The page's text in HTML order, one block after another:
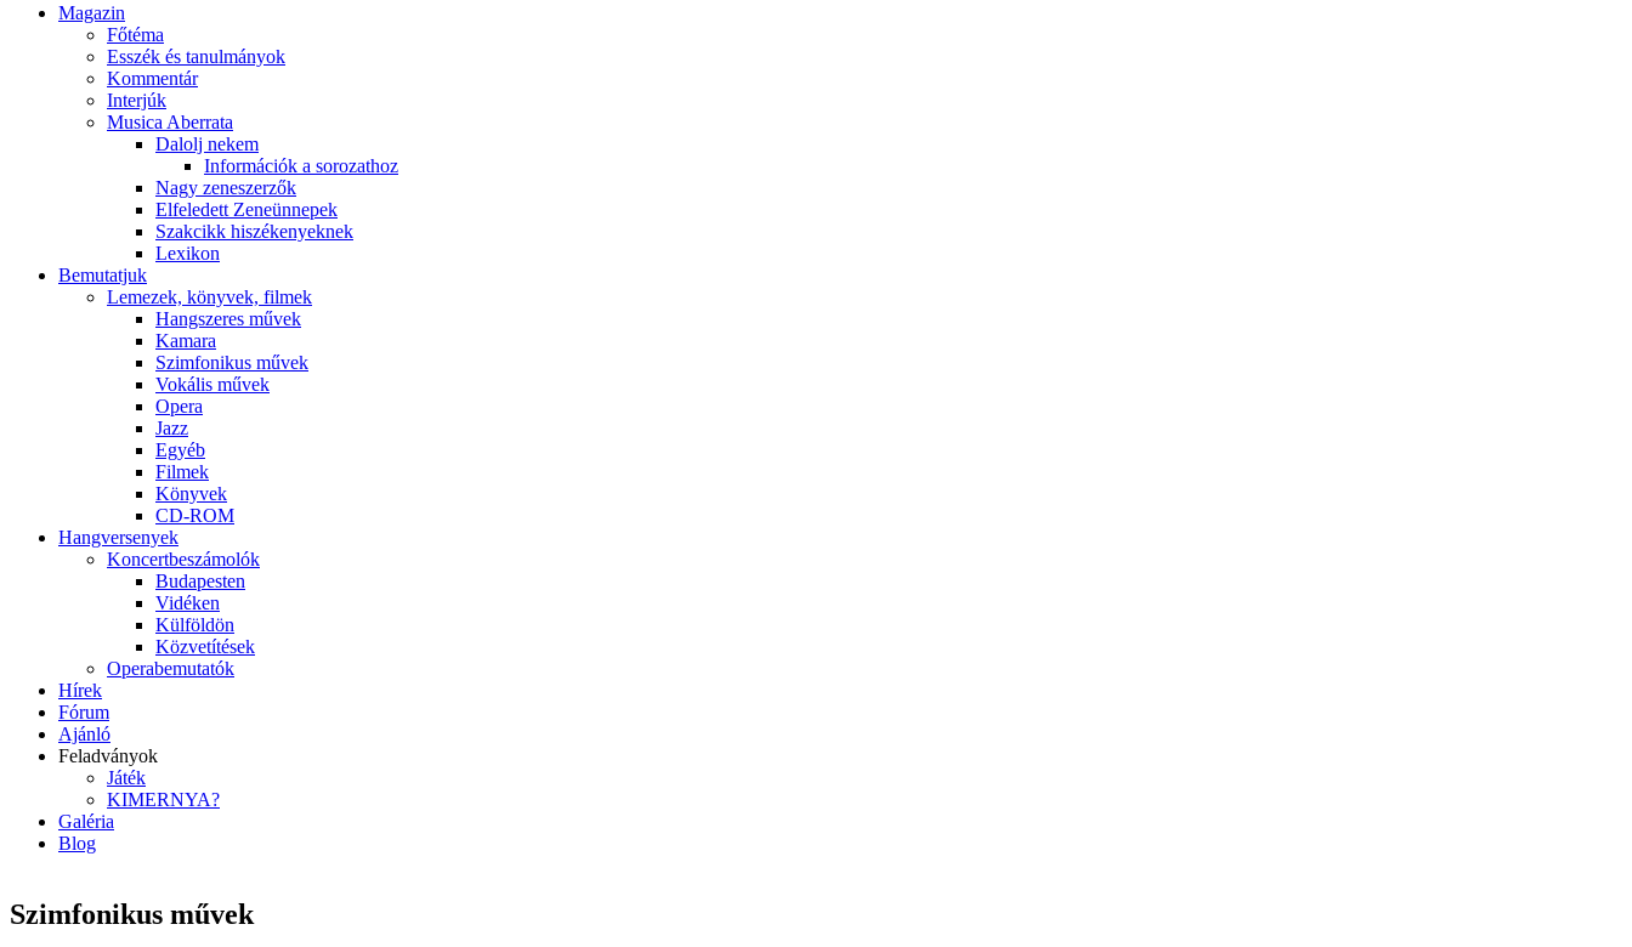
Magazin
Főtéma
Esszék és tanulmányok
Kommentár
Interjúk
Musica Aberrata
Dalolj nekem
Információk a sorozathoz
Nagy zeneszerzők
Elfeledett Zeneünnepek
Szakcikk hiszékenyeknek
Lexikon
Bemutatjuk
Lemezek, könyvek, filmek
Hangszeres művek
Kamara
Szimfonikus művek
Vokális művek
Opera
Jazz
Egyéb
Filmek
Könyvek
CD-ROM
Hangversenyek
Koncertbeszámolók
Budapesten
Vidéken
Külföldön
Közvetítések
Operabemutatók
Hírek
Fórum
Ajánló
Feladványok
Játék
KIMERNYA?
Galéria
Blog
Szimfonikus művek